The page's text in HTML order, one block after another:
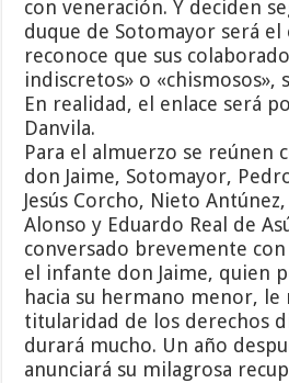
con veneración. Y deciden
duque de Sotomayor será el
reconoce que sus
indiscretos» o «chismosos»,
En realidad, el enlace será
Danvila.
Para el almuerzo se reúnen
don Jaime, Sotomayor,
Jesús Corcho, Nieto
Alonso y Eduardo Real de
conversado brevemente con
el infante don Jaime, quien
hacia su hermano menor, le
titularidad de los derechos
durará mucho. Un año
anunciará su milagrosa